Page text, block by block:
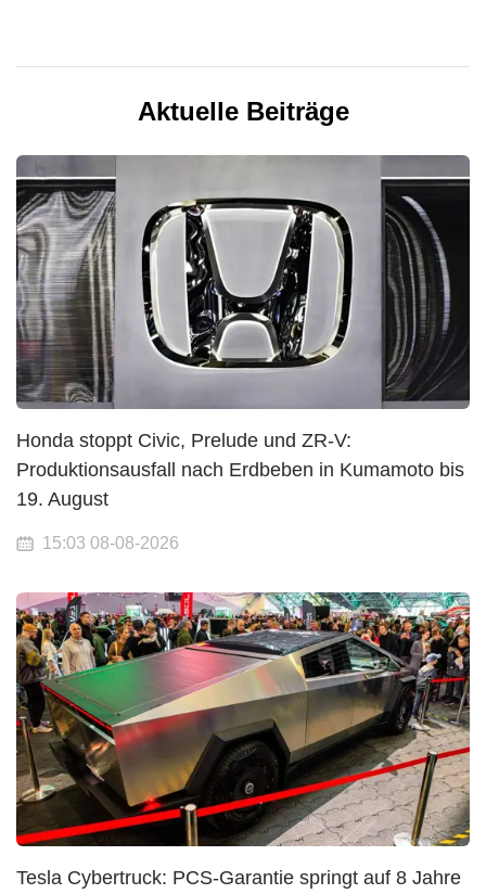
Aktuelle Beiträge
Honda stoppt Civic, Prelude und ZR-V:
Produktionsausfall nach Erdbeben in Kumamoto bis
19. August
15:03 08-08-2026
Tesla Cybertruck: PCS-Garantie springt auf 8 Jahre